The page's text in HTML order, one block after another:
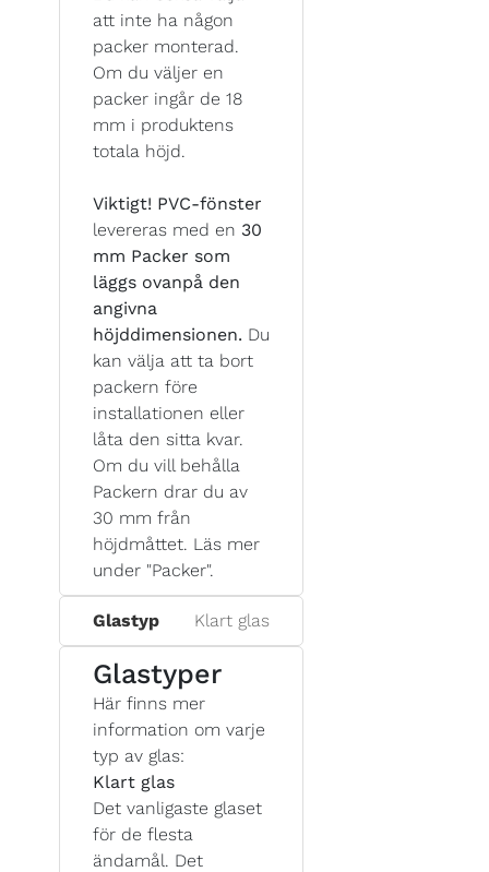
att inte ha någon
packer monterad.
Om du väljer en
packer ingår de 18
mm i produktens
totala höjd.
Viktigt! PVC-fönster
levereras med en 30
mm Packer som
läggs ovanpå den
angivna
höjddimensionen. Du
kan välja att ta bort
packern före
installationen eller
låta den sitta kvar.
Om du vill behålla
Packern drar du av
30 mm från
höjdmåttet. Läs mer
under "Packer".
Glastyp Klart glas
Glastyper
Här finns mer
information om varje
typ av glas:
Klart glas
Det vanligaste glaset
för de flesta
ändamål. Det